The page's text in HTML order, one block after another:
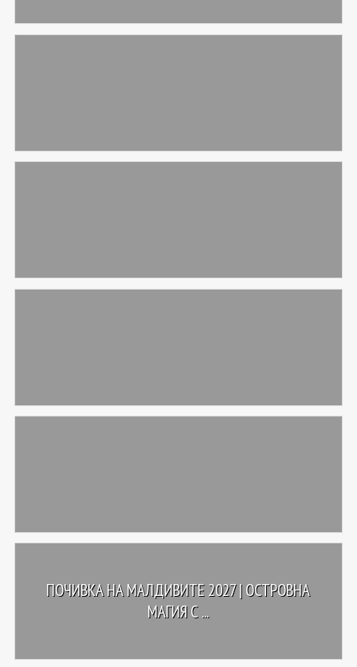
ПОЧИВКА НА МАЛДИВИТЕ 2027 | ОСТРОВНА
МАГИЯ С ...